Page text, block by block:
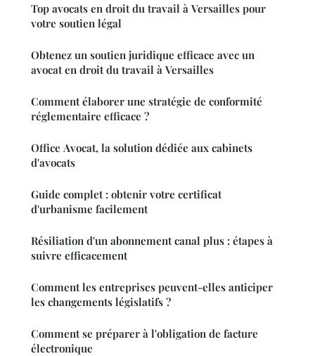
Top avocats en droit du travail à Versailles pour
votre soutien légal
Obtenez un soutien juridique efficace avec un
avocat en droit du travail à Versailles
Comment élaborer une stratégie de conformité
réglementaire efficace ?
Office Avocat, la solution dédiée aux cabinets
d'avocats
Guide complet : obtenir votre certificat
d'urbanisme facilement
Résiliation d'un abonnement canal plus : étapes à
suivre efficacement
Comment les entreprises peuvent-elles anticiper
les changements législatifs ?
Comment se préparer à l'obligation de facture
électronique